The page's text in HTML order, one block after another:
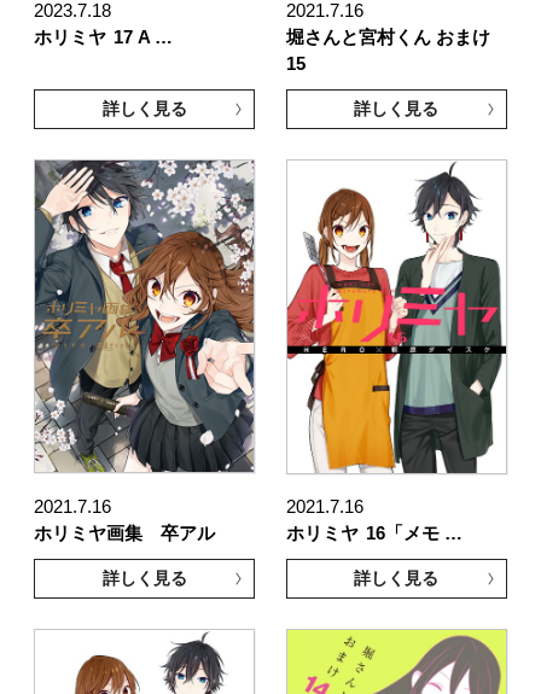
2023.7.18
ホリミヤ 17 A …
詳しく見る
2021.7.16
堀さんと宮村くん おまけ
15
詳しく見る
2021.7.16
ホリミヤ画集 卒アル
詳しく見る
2021.7.16
ホリミヤ 16「メモ …
詳しく見る